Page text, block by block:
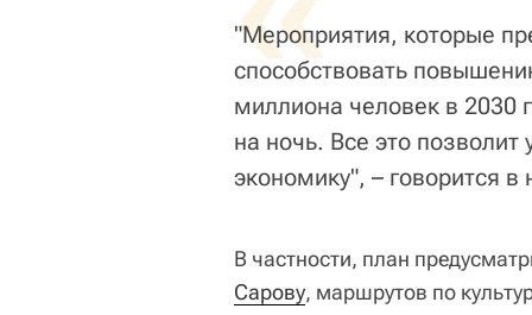
"Мероприятия, которые
способствовать
миллиона человек в 2030
на ночь. Все это
экономику", – говорится в
В частности, план
Сарову, маршрутов по